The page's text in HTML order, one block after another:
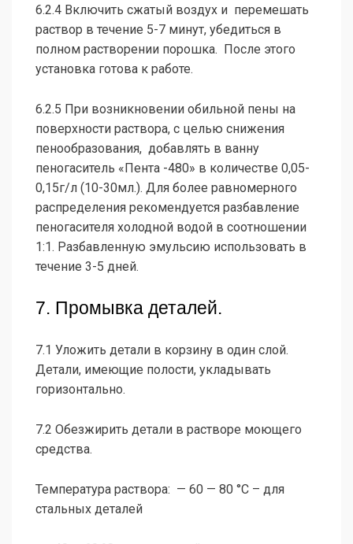
6.2.4 Включить сжатый воздух и перемешать
раствор в течение 5-7 минут, убедиться в
полном растворении порошка. После этого
установка готова к работе.
6.2.5 При возникновении обильной пены на
поверхности раствора, с целью снижения
пенообразования, добавлять в ванну
пеногаситель «Пента -480» в количестве 0,05-
0,15г/л (10-30мл.). Для более равномерного
распределения рекомендуется разбавление
пеногасителя холодной водой в соотношении
1:1. Разбавленную эмульсию использовать в
течение 3-5 дней.
7. Промывка деталей.
7.1 Уложить детали в корзину в один слой.
Детали, имеющие полости, укладывать
горизонтально.
7.2 Обезжирить детали в растворе моющего
средства.
Температура раствора: — 60 — 80 °С – для
стальных деталей